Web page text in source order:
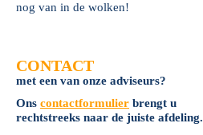
nog van in de wolken!
CONTACT
met een van onze adviseurs?
Ons contactformulier brengt u
rechtstreeks naar de juiste afdeling.